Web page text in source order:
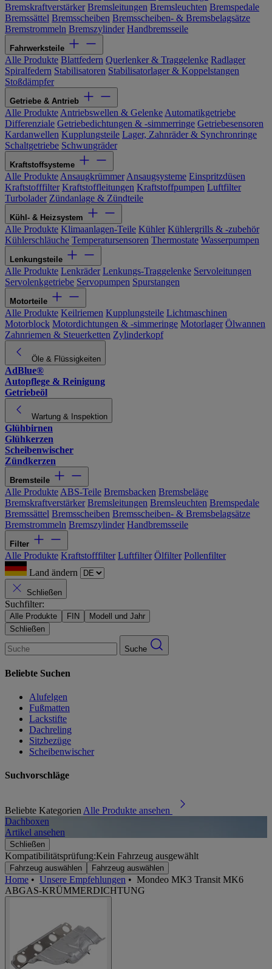
Bremskraftverstärker Bremsleitungen Bremsleuchten Bremspedale
Bremssättel Bremsscheiben Bremsscheiben- & Bremsbelagsätze
Bremstrommeln Bremszylinder Handbremsseile
Fahrwerksteile
Alle Produkte Blattfedern Querlenker & Traggelenke Radlager
Spiralfedern Stabilisatoren Stabilisatorlager & Koppelstangen
Stoßdämpfer
Getriebe & Antrieb
Alle Produkte Antriebswellen & Gelenke Automatikgetriebe
Differenziale Getriebedichtungen & -simmerringe Getriebesensoren
Kardanwellen Kupplungsteile Lager, Zahnräder & Synchronringe
Schaltgetriebe Schwungräder
Kraftstoffsysteme
Alle Produkte Ansaugkrümmer Ansaugsysteme Einspritzdüsen
Kraftstofffilter Kraftstoffleitungen Kraftstoffpumpen Luftfilter
Turbolader Zündanlage & Zündteile
Kühl- & Heizsystem
Alle Produkte Klimaanlagen-Teile Kühler Kühlergrills & -zubehör
Kühlerschläuche Temperatursensoren Thermostate Wasserpumpen
Lenkungsteile
Alle Produkte Lenkräder Lenkungs-Traggelenke Servoleitungen
Servolenkgetriebe Servopumpen Spurstangen
Motorteile
Alle Produkte Keilriemen Kupplungsteile Lichtmaschinen
Motorblock Motordichtungen & -simmeringe Motorlager Ölwannen
Zahnriemen & Steuerketten Zylinderkopf
Öle & Flüssigkeiten
AdBlue®
Autopflege & Reinigung
Getriebeöl
Wartung & Inspektion
Glühbirnen
Glühkerzen
Scheibenwischer
Zündkerzen
Bremsteile
Alle Produkte ABS-Teile Bremsbacken Bremsbeläge
Bremskraftverstärker Bremsleitungen Bremsleuchten Bremspedale
Bremssättel Bremsscheiben Bremsscheiben- & Bremsbelagsätze
Bremstrommeln Bremszylinder Handbremsseile
Filter
Alle Produkte Kraftstofffilter Luftfilter Ölfilter Pollenfilter
Land ändern
Schließen
Suchfilter:
Alle Produkte FIN
Modell und Jahr
Schließen
Suche
Beliebte Suchen
Alufelgen
Fußmatten
Lackstifte
Dachreling
Sitzbezüge
Scheibenwischer
Suchvorschläge
Beliebte Kategorien Alle Produkte ansehen
Dachboxen
Artikel ansehen
Schließen
Kompatibilitätsprüfung:Kein Fahrzeug ausgewählt
Fahrzeug auswählen Fahrzeug auswählen
Home • Unsere Empfehlungen • Mondeo MK3 Transit MK6
ABGAS-KRÜMMERDICHTUNG